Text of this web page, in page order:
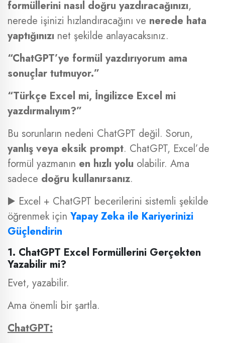
formüllerini nasıl doğru yazdıracağınızı,
nerede işinizi hızlandıracağını ve nerede hata
yaptığınızı net şekilde anlayacaksınız.
“ChatGPT’ye formül yazdırıyorum ama
sonuçlar tutmuyor.”
“Türkçe Excel mi, İngilizce Excel mi
yazdırmalıyım?”
Bu sorunların nedeni ChatGPT değil. Sorun,
yanlış veya eksik prompt. ChatGPT, Excel’de
formül yazmanın en hızlı yolu olabilir. Ama
sadece doğru kullanırsanız.
▶️ Excel + ChatGPT becerilerini sistemli şekilde
öğrenmek için Yapay Zeka ile Kariyerinizi
Güçlendirin
1. ChatGPT Excel Formüllerini Gerçekten
Yazabilir mi?
Evet, yazabilir.
Ama önemli bir şartla.
ChatGPT: